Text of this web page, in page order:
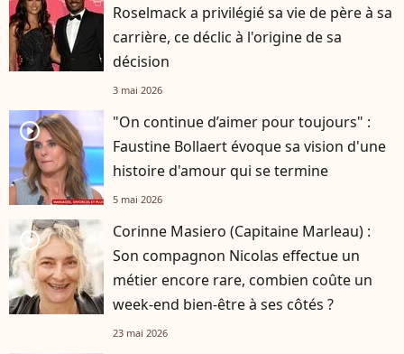
Roselmack a privilégié sa vie de père à sa
carrière, ce déclic à l'origine de sa
décision
3 mai 2026
player2
"On continue d’aimer pour toujours" :
Faustine Bollaert évoque sa vision d'une
histoire d'amour qui se termine
5 mai 2026
player2
Corinne Masiero (Capitaine Marleau) :
Son compagnon Nicolas effectue un
métier encore rare, combien coûte un
week-end bien-être à ses côtés ?
23 mai 2026